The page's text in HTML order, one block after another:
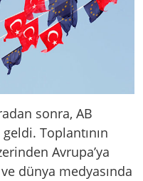
sonra, AB
Toplantının
Avrupa’ya
dünya medyasında